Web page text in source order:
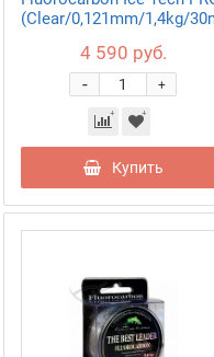
(Clear/0,121mm/1,4kg/
4 590 руб.
+
-
Купить